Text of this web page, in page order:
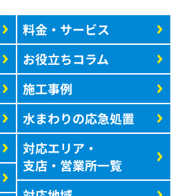
料金・サービス
お役立ちコラム
施工事例
水まわりの応急処置
対応エリア・
支店・営業所一覧